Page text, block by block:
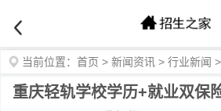
当前位置： 首页 > 新闻资讯 > 行业新闻 >
重庆轻轨学校学历+就业双保